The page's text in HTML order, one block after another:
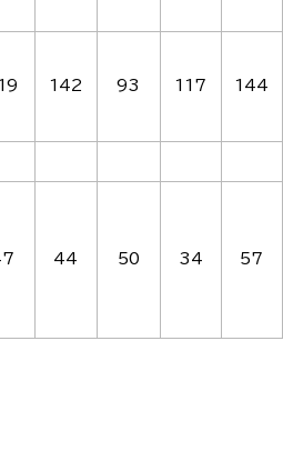
142 93 117 144
44 50 34 57